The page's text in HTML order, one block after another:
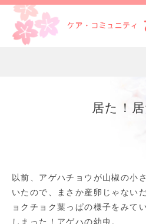
居た！
以前、アゲハチョウが山椒の小
いたので、まさか産卵じゃない
ョクチョク葉っぱの様子をみて
しまった！アゲハの幼虫。